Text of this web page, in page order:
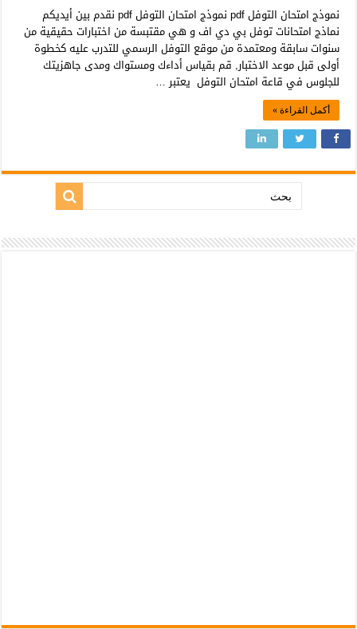
نموذج امتحان التوفل pdf نموذج امتحان التوفل pdf نقدم بين أيديكم
نماذج امتحانات توفل بي دي اف و هي مقتبسة من اختبارات حقيقية من
سنوات سابقة ومعتمدة من موقع التوفل الرسمي للتدرب عليه كخطوة
أولى قبل موعد الاختبار, قم بقياس أداءك ومستواك ومدى جاهزيتك
للجلوس في قاعة امتحان التوفل يعتبر …
أكمل القراءة »
بحث: